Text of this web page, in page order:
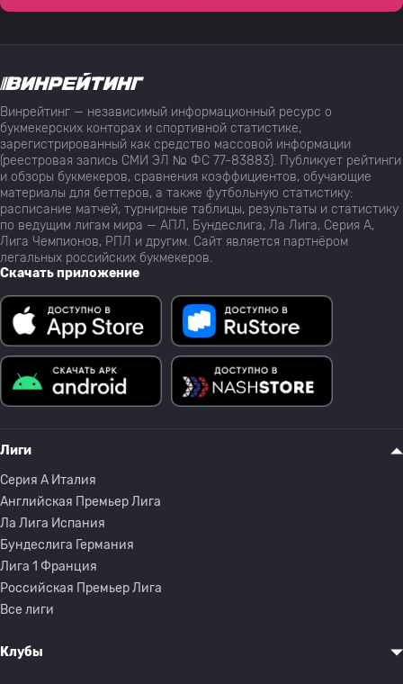
Винрейтинг — независимый информационный ресурс о
букмекерских конторах и спортивной статистике,
зарегистрированный как средство массовой информации
(реестровая запись СМИ ЭЛ № ФС 77-83883). Публикует рейтинги
и обзоры букмекеров, сравнения коэффициентов, обучающие
материалы для беттеров, а также футбольную статистику:
расписание матчей, турнирные таблицы, результаты и статистику
по ведущим лигам мира — АПЛ, Бундеслига, Ла Лига, Серия А,
Лига Чемпионов, РПЛ и другим. Сайт является партнёром
легальных российских букмекеров.
Скачать приложение
Лиги
Серия A Италия
Английская Премьер Лига
Ла Лига Испания
Бундеслига Германия
Лига 1 Франция
Российская Премьер Лига
Все лиги
Клубы